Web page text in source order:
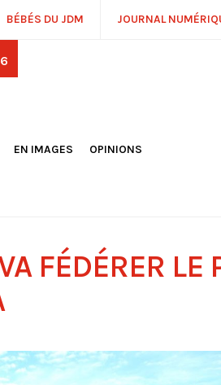
BÉBÉS DU JDM JOURNAL
EN IMAGES
OPINIONS
FÉDÉRER LE